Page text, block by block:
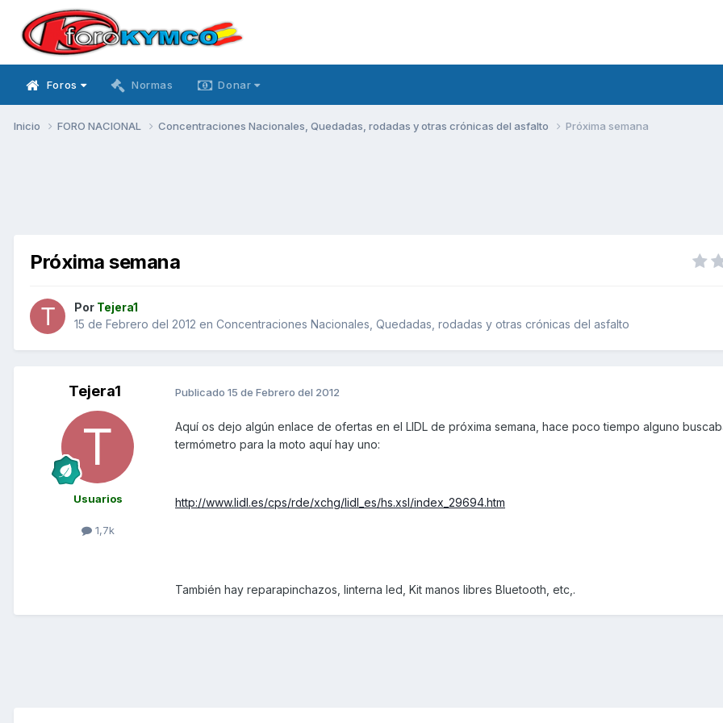
Foros Normas Donar
Inicio FORO NACIONAL Concentraciones Nacionales, Quedadas, rodadas y otras crónicas del asfalto Próxima semana
Próxima semana
Por Tejera1
15 de Febrero del 2012 en Concentraciones Nacionales, Quedadas, rodadas y otras crónicas del asfalto
Tejera1
Usuarios
1,7k
Publicado 15 de Febrero del 2012
Aquí os dejo algún enlace de ofertas en el LIDL de próxima semana, hace poco tiempo alguno
termómetro para la moto aquí hay uno:
http://www.lidl.es/cps/rde/xchg/lidl_es/hs.xsl/index_29694.htm
También hay reparapinchazos, linterna led, Kit manos libres Bluetooth, etc,.